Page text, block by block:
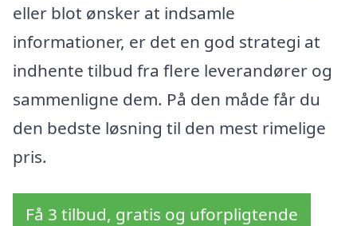
eller blot ønsker at indsamle
informationer, er det en god strategi at
indhente tilbud fra flere leverandører og
sammenligne dem. På den måde får du
den bedste løsning til den mest rimelige
pris.
Få 3 tilbud, gratis og uforpligtende